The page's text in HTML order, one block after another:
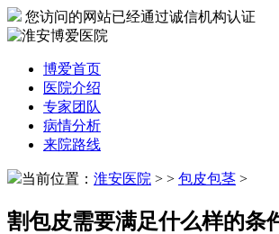
您访问的网站已经通过诚信机构认证
博爱首页
医院介绍
专家团队
病情分析
来院路线
当前位置： 淮安医院 > > 包皮包茎 >
割包皮需要满足什么样的条